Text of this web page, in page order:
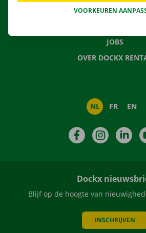
NIEUWS
JOBS
OVER DOCKX
NL FR EN
FacebookInstagram
Dockx
Blijf op de hoogte van
INSCHRIJVEN
VOORKEUREN